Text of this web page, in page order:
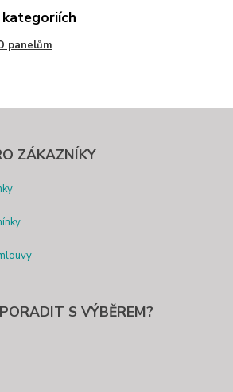
panelům
ZÁKAZNÍKY
S VÝBĚREM?